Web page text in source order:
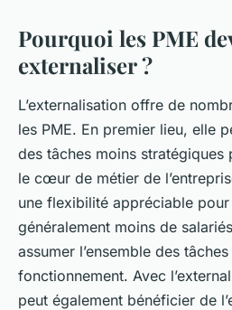
Pourquoi les PME
externaliser ?
L’externalisation offre de
les PME. En premier lieu, elle
des tâches moins stratégiques
le cœur de métier de
une flexibilité appréciable
généralement moins de
assumer l’ensemble des
fonctionnement. Avec
peut également bénéficier de